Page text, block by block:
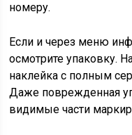
номеру.
Если и через меню
осмотрите упаковку.
наклейка с полным
Даже поврежденная
видимые части